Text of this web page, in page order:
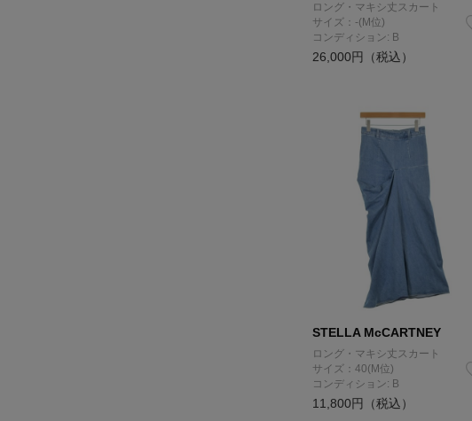
ロング・マキシ丈スカート
サイズ：-(M位)
コンディション: B
26,000円（税込）
STELLA McCARTNEY
ロング・マキシ丈スカート
サイズ：40(M位)
コンディション: B
11,800円（税込）